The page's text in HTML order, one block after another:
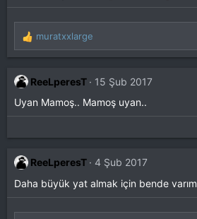
T
e
k
i
l
e
muratxxlarge
ReeLperesT
15 Şub 2017
Uyan Mamoş.. Mamoş uyan..
ReeLperesT
4 Şub 2017
Daha büyük yat almak için bende varım